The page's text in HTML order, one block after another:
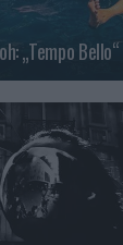
„Tempo